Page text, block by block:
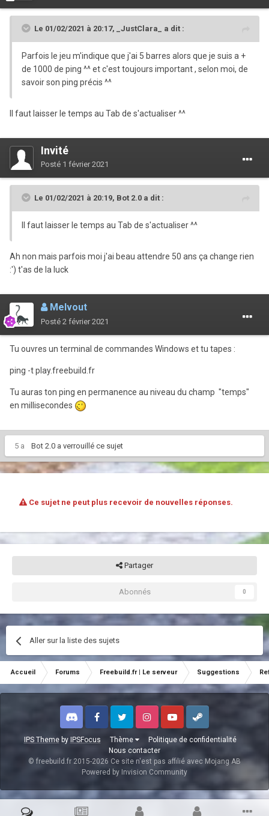
Le 01/02/2021 à 20:17, _JustClara_ a dit :
Parfois le jeu m'indique que j'ai 5 barres alors que je suis a +
de 1000 de ping ^^ et c'est toujours important , selon moi, de
savoir son ping précis ^^
Il faut laisser le temps au Tab de s'actualiser ^^
Invité
Posté 1 février 2021
Le 01/02/2021 à 20:19, Bot 2.0 a dit :
Il faut laisser le temps au Tab de s'actualiser ^^
Ah non mais parfois moi j'ai beau attendre 50 ans ça change rien
:') t'as de la luck
Melvout
Posté 2 février 2021
Tu ouvres un terminal de commandes Windows et tu tapes :
ping -t play.freebuild.fr
Tu auras ton ping en permanence au niveau du champ "temps"
en millisecondes
5 a Bot 2.0 a verrouillé ce sujet
Ce sujet ne peut plus recevoir de nouvelles réponses.
Partager
Abonnés 0
Aller sur la liste des sujets
Accueil Forums Freebuild.fr | Le serveur Suggestions
IPS Themeby IPSFocus Thème
Politique de confidentialité
Nous contacter
Discord FacebookTwitter InstagramYoutubeSteam
© freebuild.fr 2015-2026 Ce site n'est pas affilié avec Mojang AB
Powered by Invision Community